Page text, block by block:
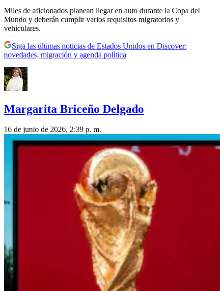
Miles de aficionados planean llegar en auto durante la Copa del
Mundo y deberán cumplir varios requisitos migratorios y
vehiculares.
Siga las últimas noticias de Estados Unidos en Discover:
novedades, migración y agenda política
Margarita Briceño Delgado
16 de junio de 2026, 2:39 p. m.